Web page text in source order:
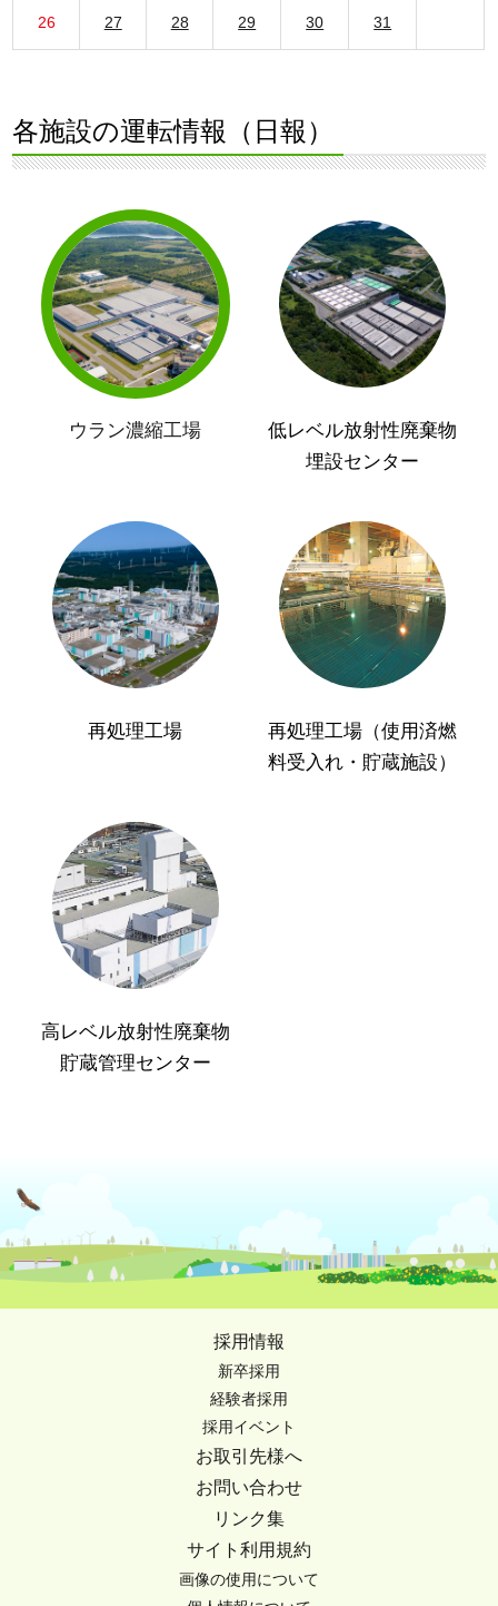
26 27 28 29 30 31
各施設の運転情報（日報）
ウラン濃縮工場
低レベル放射性廃棄物
埋設センター
再処理工場
再処理工場（使用済燃
料受入れ・貯蔵施設）
高レベル放射性廃棄物
貯蔵管理センター
採用情報
新卒採用
経験者採用
採用イベント
お取引先様へ
お問い合わせ
リンク集
サイト利用規約
画像の使用について